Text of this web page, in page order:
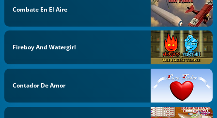
Combate En El Aire
Fireboy And Watergirl
Contador De Amor